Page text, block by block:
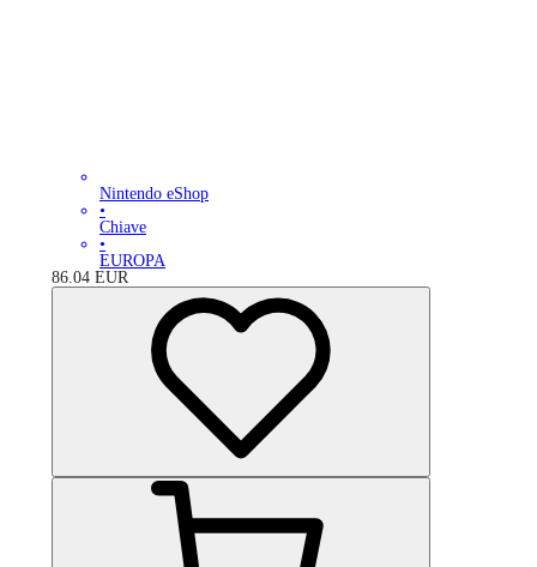
Nintendo eShop
•
Chiave
•
EUROPA
86.04 EUR